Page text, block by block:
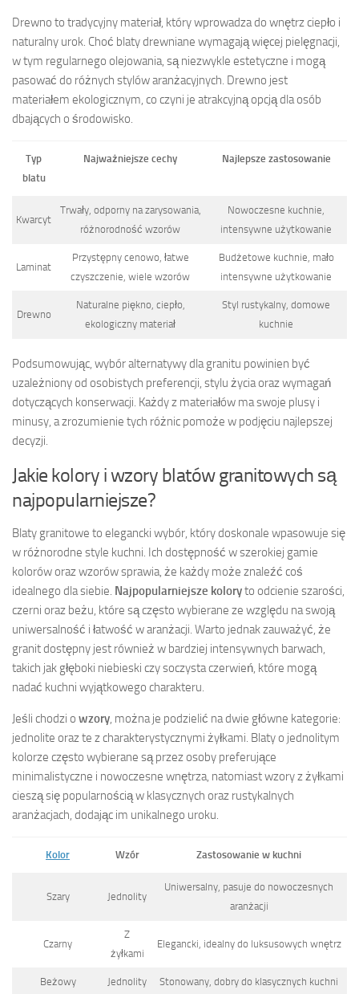
Drewno to tradycyjny materiał, który wprowadza do wnętrz ciepło i
naturalny urok. Choć blaty drewniane wymagają więcej pielęgnacji,
w tym regularnego olejowania, są niezwykle estetyczne i mogą
pasować do różnych stylów aranżacyjnych. Drewno jest
materiałem ekologicznym, co czyni je atrakcyjną opcją dla osób
dbających o środowisko.
Typ
blatu
Najważniejsze cechy Najlepsze zastosowanie
Kwarcyt
Trwały, odporny na zarysowania,
różnorodność wzorów
Nowoczesne kuchnie,
intensywne użytkowanie
Laminat
Przystępny cenowo, łatwe
czyszczenie, wiele wzorów
Budżetowe kuchnie, mało
intensywne użytkowanie
Drewno
Naturalne piękno, ciepło,
ekologiczny materiał
Styl rustykalny, domowe
kuchnie
Podsumowując, wybór alternatywy dla granitu powinien być
uzależniony od osobistych preferencji, stylu życia oraz wymagań
dotyczących konserwacji. Każdy z materiałów ma swoje plusy i
minusy, a zrozumienie tych różnic pomoże w podjęciu najlepszej
decyzji.
Jakie kolory i wzory blatów granitowych są
najpopularniejsze?
Blaty granitowe to elegancki wybór, który doskonale wpasowuje się
w różnorodne style kuchni. Ich dostępność w szerokiej gamie
kolorów oraz wzorów sprawia, że każdy może znaleźć coś
idealnego dla siebie. Najpopularniejsze koloryto odcienie szarości,
czerni oraz beżu, które są często wybierane ze względu na swoją
uniwersalność i łatwość w aranżacji. Warto jednak zauważyć, że
granit dostępny jest również w bardziej intensywnych barwach,
takich jak głęboki niebieski czy soczysta czerwień, które mogą
nadać kuchni wyjątkowego charakteru.
Jeśli chodzi o wzory, można je podzielić na dwie główne kategorie:
jednolite oraz te z charakterystycznymi żyłkami. Blaty o jednolitym
kolorze często wybierane są przez osoby preferujące
minimalistyczne i nowoczesne wnętrza, natomiast wzory z żyłkami
cieszą się popularnością w klasycznych oraz rustykalnych
aranżacjach, dodając im unikalnego uroku.
Kolor Wzór Zastosowanie w kuchni
Szary Jednolity
Uniwersalny, pasuje do nowoczesnych
aranżacji
Czarny
Z
żyłkami
Elegancki, idealny do luksusowych wnętrz
Beżowy Jednolity Stonowany, dobry do klasycznych kuchni